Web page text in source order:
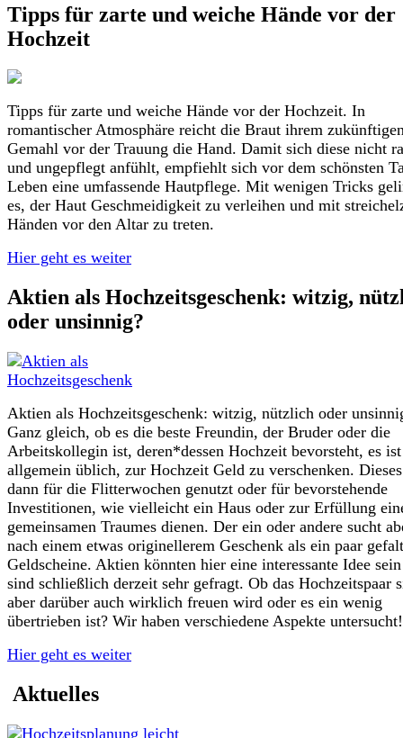
Tipps für zarte und weiche Hände vor der
Hochzeit
Tipps für zarte und weiche Hände vor der Hochzeit. In
romantischer Atmosphäre reicht die Braut ihrem
Gemahl vor der Trauung die Hand. Damit sich diese nicht
und ungepflegt anfühlt, empfiehlt sich vor dem schönsten
Leben eine umfassende Hautpflege. Mit wenigen Tricks
es, der Haut Geschmeidigkeit zu verleihen und mit
Händen vor den Altar zu treten.
Hier geht es weiter
Aktien als Hochzeitsgeschenk: witzig,
oder unsinnig?
Aktien als Hochzeitsgeschenk: witzig, nützlich oder
Ganz gleich, ob es die beste Freundin, der Bruder oder die
Arbeitskollegin ist, deren*dessen Hochzeit bevorsteht, es ist
allgemein üblich, zur Hochzeit Geld zu verschenken.
dann für die Flitterwochen genutzt oder für bevorstehende
Investitionen, wie vielleicht ein Haus oder zur Erfüllung
gemeinsamen Traumes dienen. Der ein oder andere sucht
nach einem etwas originellerem Geschenk als ein paar
Geldscheine. Aktien könnten hier eine interessante Idee
sind schließlich derzeit sehr gefragt. Ob das Hochzeitspaar
aber darüber auch wirklich freuen wird oder es ein wenig
übertrieben ist? Wir haben verschiedene Aspekte untersucht!
Hier geht es weiter
Aktuelles